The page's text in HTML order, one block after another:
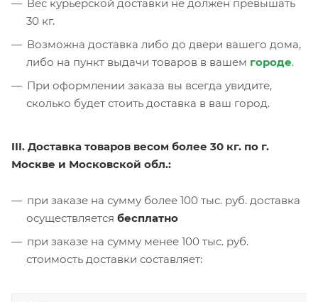
Вес курьерской доставки не должен превышать
30 кг.
Возможна доставка либо до двери вашего дома,
либо на пункт выдачи товаров в вашем городе.
При оформлении заказа вы всегда увидите,
сколько будет стоить доставка в ваш город.
III. Доставка товаров весом более 30 кг. по г.
Москве и Московской обл.:
при заказе на сумму более 100 тыс. руб. доставка
осуществляется бесплатно
при заказе на сумму менее 100 тыс. руб.
стоимость доставки составляет: